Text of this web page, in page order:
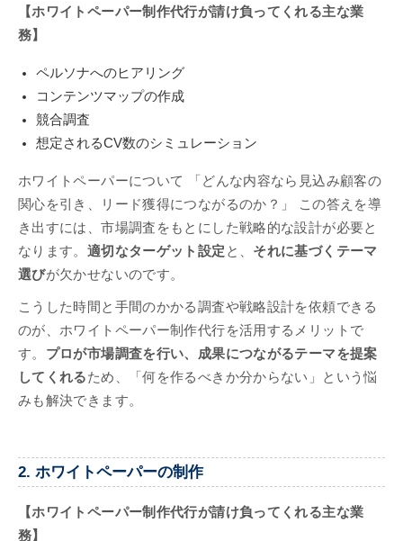
【ホワイトペーパー制作代行が請け負ってくれる主な業
務】
ペルソナへのヒアリング
コンテンツマップの作成
競合調査
想定されるCV数のシミュレーション
ホワイトペーパーについて 「どんな内容なら見込み顧客の
関心を引き、リード獲得につながるのか？」 この答えを導
き出すには、市場調査をもとにした戦略的な設計が必要と
なります。 適切なターゲット設定 と、 それに基づくテーマ
選びが欠かせないのです。
こうした時間と手間のかかる調査や戦略設計を依頼できる
のが、ホワイトペーパー制作代行を活用するメリットで
す。 プロが市場調査を行い、成果につながるテーマを提案
してくれるため、「何を作るべきか分からない」という悩
みも解決できます。
2. ホワイトペーパーの制作
【ホワイトペーパー制作代行が請け負ってくれる主な業
務】